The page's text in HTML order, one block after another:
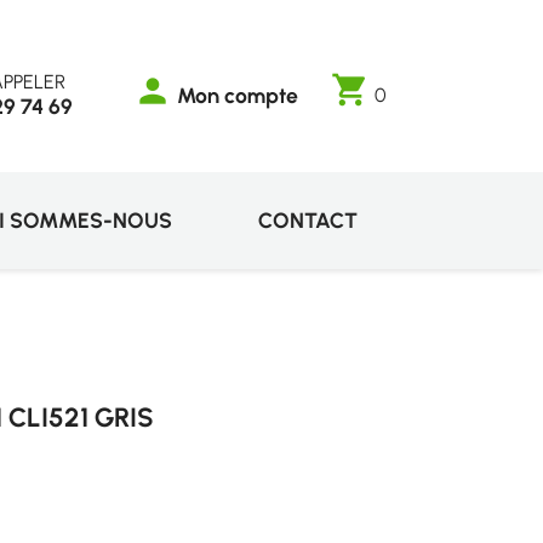
74 69 person Mon compte shopping_cart 0
SOMMES-NOUS CONTACT
GRIS